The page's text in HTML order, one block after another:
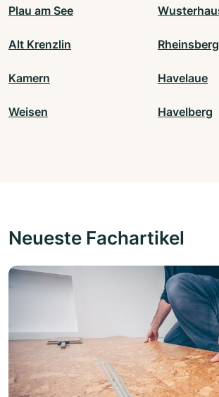
Plau am See
Alt Krenzlin Rheinsberg
Kamern Havelaue
Weisen Havelberg
Neueste Fachartikel